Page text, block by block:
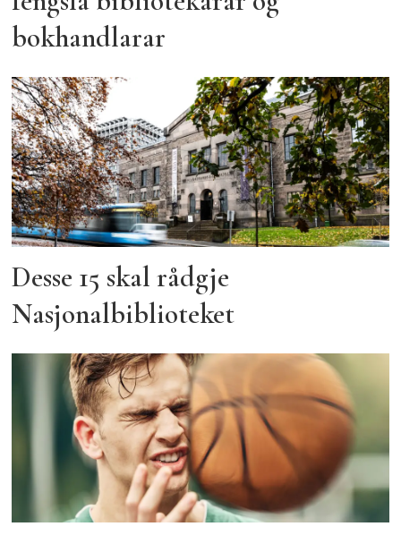
bokhandlarar
Desse 15 skal rådgje
Nasjonalbiblioteket